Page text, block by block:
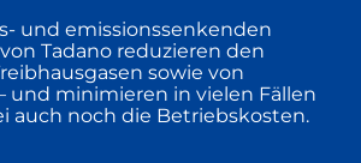
und emissionssenkenden
Tadano reduzieren den
sowie von
und minimieren in vielen Fällen
auch noch die Betriebskosten.